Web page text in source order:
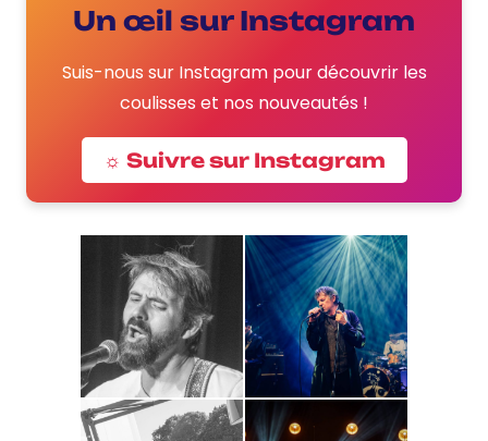
Un œil sur Instagram
Suis-nous sur Instagram pour découvrir les
coulisses et nos nouveautés !
☼ Suivre sur Instagram